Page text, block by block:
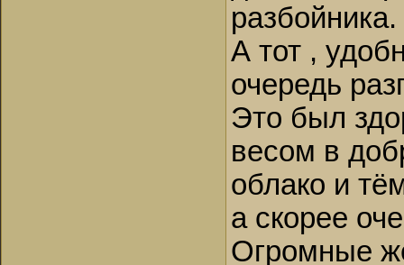
разбойника.
А тот ,
очередь
Это был
весом в
облако и
а скорее
Огромные